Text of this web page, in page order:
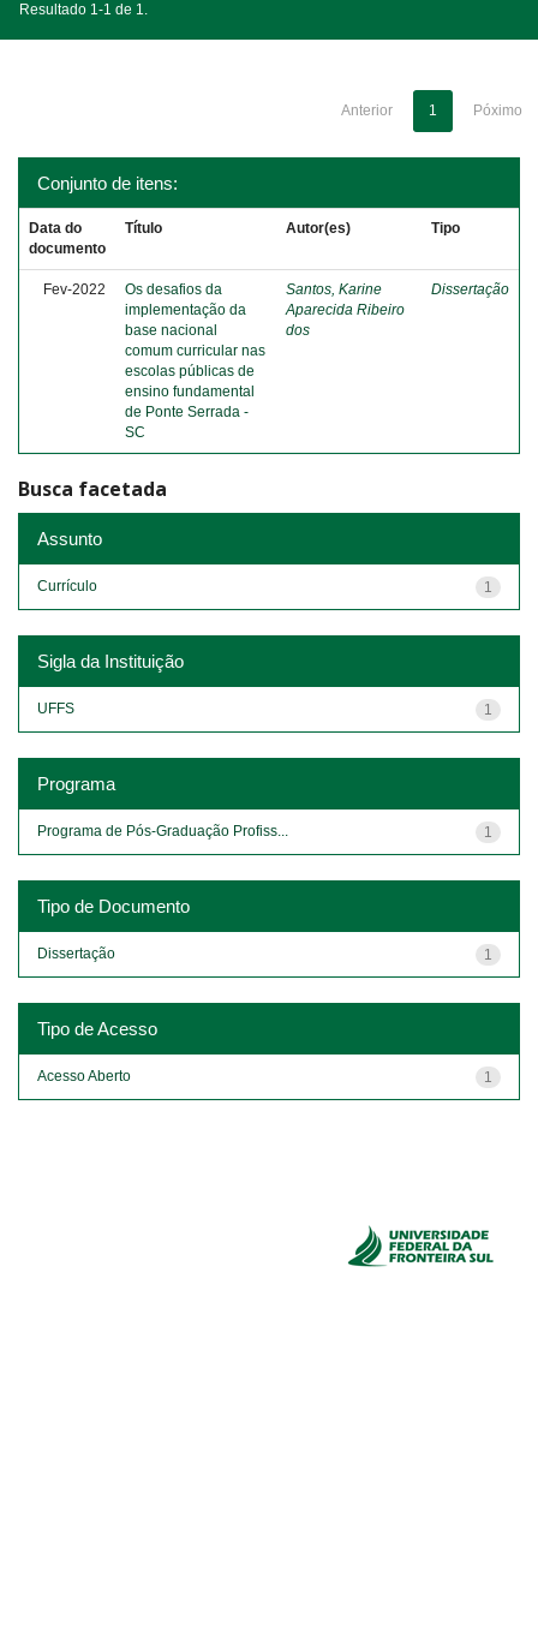
Resultado 1-1 de 1.
Anterior 1 Póximo
Conjunto de itens:
Data do
documento
Título Autor(es) Tipo
Fev-2022
Os desafios da
implementação da
base nacional
comum curricular nas
escolas públicas de
ensino fundamental
de Ponte Serrada -
SC
Santos, Karine
Aparecida Ribeiro
dos
Dissertação
Busca facetada
Assunto
1
Currículo
Sigla da Instituição
1
UFFS
Programa
1
Programa de Pós-Graduação Profiss...
Tipo de Documento
1
Dissertação
Tipo de Acesso
1
Acesso Aberto